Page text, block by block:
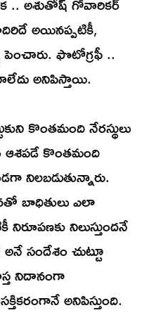
అయినప్పటికీ,
పెంచారు. ఫొటోగ్రఫీ ..
అనిపిస్తాయి.
కొంతమంది నేరస్థులు
ఆశపడే కొంతమంది
నిలబడుతున్నారు.
బాధితులు ఎలా
నిలుస్తుందనే
సందేశం చుట్టూ
నిదానంగా
అనిపిస్తుంది.